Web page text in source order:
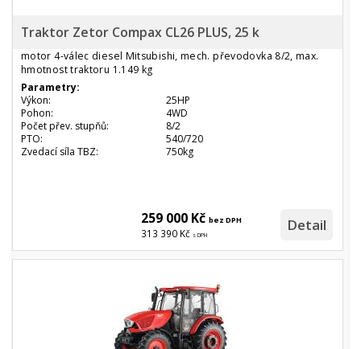
Traktor Zetor Compax CL26 PLUS, 25 k
motor 4-válec diesel Mitsubishi, mech. převodovka 8/2, max.
hmotnost traktoru 1.149 kg
Parametry:
Výkon:
25HP
Pohon:
4WD
Počet přev. stupňů:
8/2
PTO:
540/720
Zvedací síla TBZ:
750kg
259 000 Kč bez DPH
313 390 Kč s DPH
Detail